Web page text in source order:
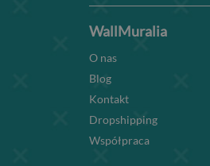
WallMuralia
O nas
Blog
Kontakt
Dropshipping
Współpraca